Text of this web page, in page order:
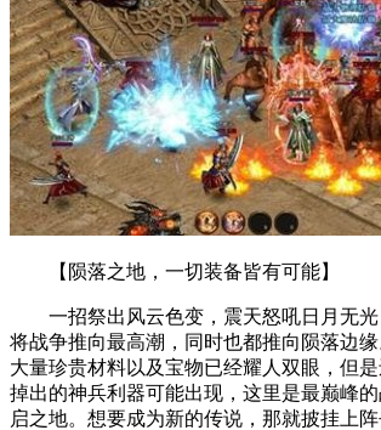
【陨落之地，一切装备皆有可能】
一招祭出风云色变，震天怒吼日月无光
将战争推向最高潮，同时也都推向陨落边
大量珍贵材料以及宝物已经耀人双眼，但
掉出的神兵利器可能出现，这里是最巅峰
启之地。想要成为新的传说，那就披挂上